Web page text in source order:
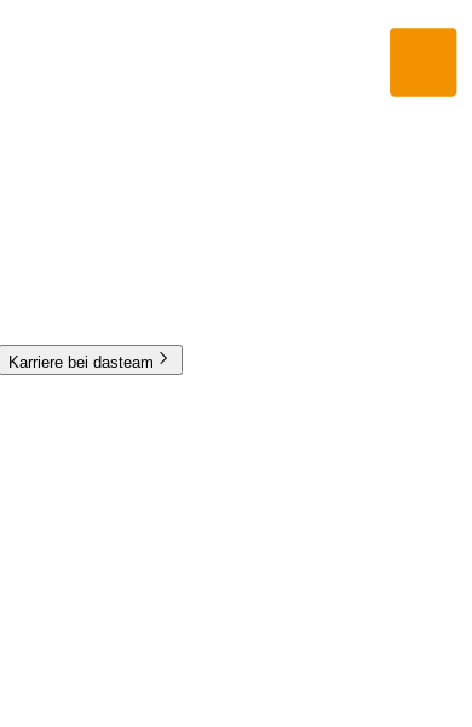
Karriere bei dasteam